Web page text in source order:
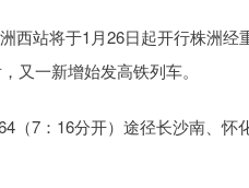
西站将于1月26日起开行株洲
又一新增始发高铁列车。
（7：16分开）途径长沙南、怀